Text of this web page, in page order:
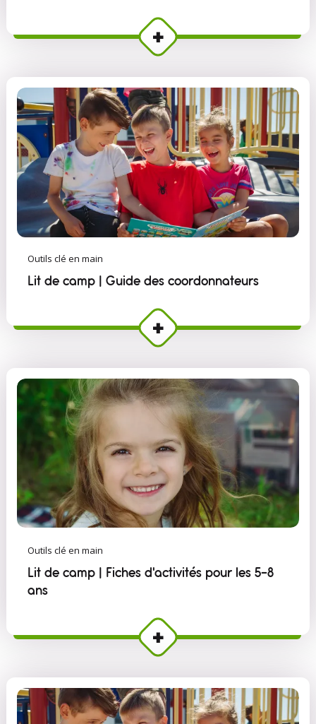
Outils clé en main
Lit de camp | Guide des coordonnateurs
Outils clé en main
Lit de camp | Fiches d'activités pour les 5-8
ans